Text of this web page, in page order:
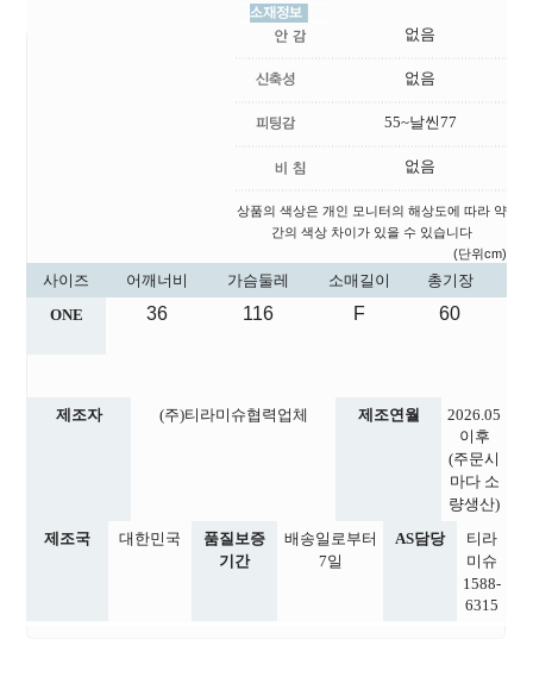
없음
없음
55~날씬77
없음
상품의 색상은 개인 모니터의 해상도에 따라 약
간의 색상 차이가 있을 수 있습니다
(단위cm)
사이즈 어깨너비 가슴둘레 소매길이
총기장
ONE
36 116 F 60
제조자 (주)티라미슈협력업체 제조연월
2026.05
이후
(주문시
마다 소
량생산)
제조국
대한민국
품질보증
기간
배송일로부터
7일
AS담당
티라
미슈
1588-
6315